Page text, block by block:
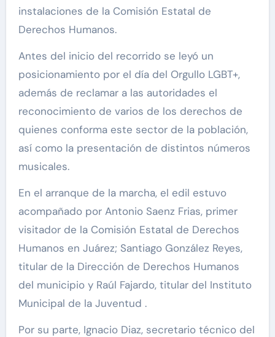
instalaciones de la Comisión Estatal de
Derechos Humanos.
Antes del inicio del recorrido se leyó un
posicionamiento por el día del Orgullo LGBT+,
además de reclamar a las autoridades el
reconocimiento de varios de los derechos de
quienes conforma este sector de la población,
así como la presentación de distintos números
musicales.
En el arranque de la marcha, el edil estuvo
acompañado por Antonio Saenz Frias, primer
visitador de la Comisión Estatal de Derechos
Humanos en Juárez; Santiago González Reyes,
titular de la Dirección de Derechos Humanos
del municipio y Raúl Fajardo, titular del Instituto
Municipal de la Juventud .
Por su parte, Ignacio Diaz, secretario técnico del